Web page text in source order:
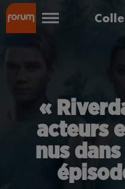
«
acteurs
nus